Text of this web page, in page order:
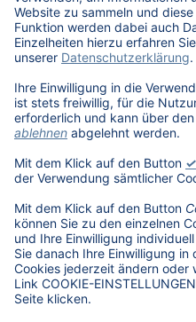
Stellenangebote
Benefits
DAT als Arbeitgeber
Schüler, Absolventen, Studenten
#getDATjob
DAT International
Wir über uns
DAT Historie
Nachhaltigkeit
Informationssicherheit
Anfahrt